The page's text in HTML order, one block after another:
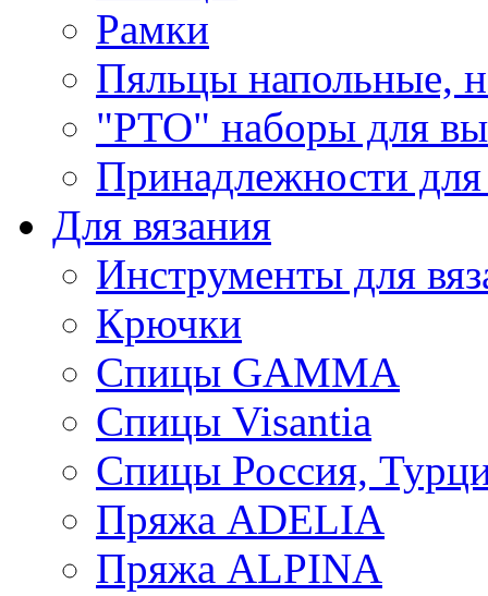
Рамки
Пяльцы напольные,
"РТО" наборы для
Принадлежности
Для вязания
Инструменты для
Крючки
Спицы GAMMA
Спицы Visantia
Спицы Россия,
Пряжа ADELIA
Пряжа ALPINA